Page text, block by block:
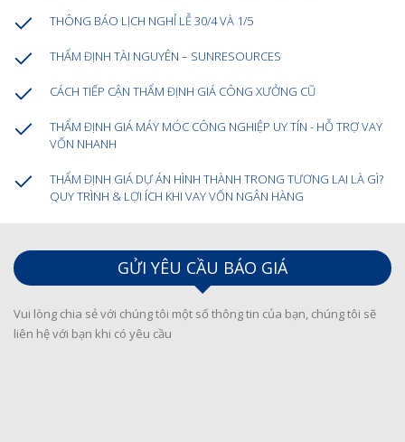
THÔNG BÁO LỊCH NGHỈ LỄ 30/4 VÀ 1/5
THẨM ĐỊNH TÀI NGUYÊN – SUNRESOURCES
CÁCH TIẾP CẬN THẨM ĐỊNH GIÁ CÔNG XƯỞNG CŨ
THẨM ĐỊNH GIÁ MÁY MÓC CÔNG NGHIỆP UY TÍN - HỖ TRỢ VAY
VỐN NHANH
THẨM ĐỊNH GIÁ DỰ ÁN HÌNH THÀNH TRONG TƯƠNG LAI LÀ GÌ?
QUY TRÌNH & LỢI ÍCH KHI VAY VỐN NGÂN HÀNG
GỬI YÊU CẦU BÁO GIÁ
Vui lòng chia sẻ với chúng tôi một số thông tin của bạn, chúng tôi sẽ
liên hệ với bạn khi có yêu cầu